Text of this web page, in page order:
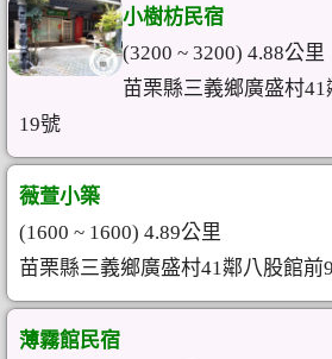
小樹枋民宿
(3200 ~ 3200) 4.88公里
苗栗縣三義鄉廣盛村
19號
薇萱小築
(1600 ~ 1600) 4.89公里
苗栗縣三義鄉廣盛村41鄰八股館前
薄霧館民宿